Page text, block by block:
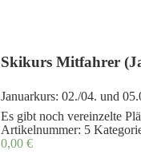
Skikurs Mitfahrer
Januarkurs: 02./04. und
Es gibt noch vereinzelte
Artikelnummer: 5
0,00 €